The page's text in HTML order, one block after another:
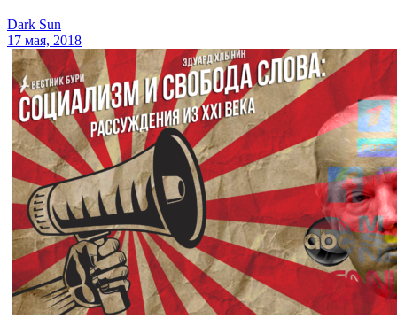
Dark Sun
17 мая, 2018